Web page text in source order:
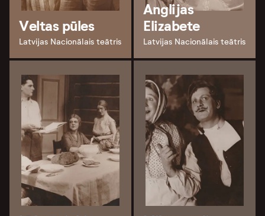
Veltas pūles
Latvijas Nacionālais teātris
Anglijas
Elizabete
Latvijas Nacionālais teātris